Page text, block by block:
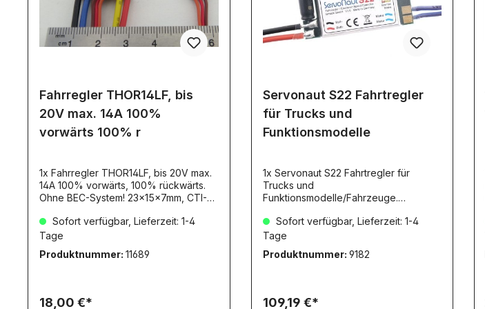
Abregelung der Fahrt die jeder
bemerken wird und mit dieser
reduzierten Fahrt "nach Hause" fahren
kann.Nicht für Brushless-Motoren
Fahrregler THOR14LF, bis
20V max. 14A 100%
vorwärts 100% r
1x Fahrregler THOR14LF, bis 20V max.
14A 100% vorwärts, 100% rückwärts.
Ohne BEC-System! 23x15x7mm, CTI-
bisherigen THOR 14 (6866) ab!Dieser
Regler verfügt über KEIN BEC-System.
Regler für Pumpen oder sonstige
muss vom Empfänger versorgt werden.
Sofort verfügbar, Lieferzeit: 1-4
Tage
Produktnummer: 11689
18,00 €*
Servonaut S22 Fahrtregler
für Trucks und
Funktionsmodelle
1x Servonaut S22 Fahrtregler für
Trucks und
Funktionsmodelle/Fahrzeuge.
20A/5min bei 16 kHz Taktfrequenz.
BEC 5V/3A. 2 Schaltausgänge je
Rückfahrscheinwerfer, Steuerausgang
Funktionsmodell der Baugröße 1:16 bis
Sofort verfügbar, Lieferzeit: 1-4
Tage
Produktnummer: 9182
109,19 €*